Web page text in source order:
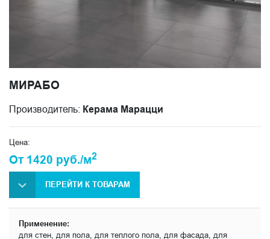
МИРАБО
Производитель: Керама Марацци
Цена:
От 1420 руб./м2
ПЕРЕЙТИ К ТОВАРАМ
Применение:
для стен, для пола, для теплого пола, для фасада, для